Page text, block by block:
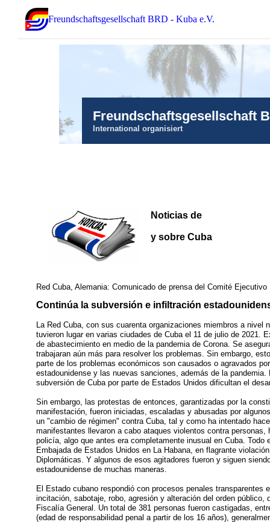
Freundschaftsgesellschaft BRD - Kuba e.V.
Freundschaftsgesellschaft
International organisiert
Noticias de
y sobre Cuba
Red Cuba, Alemania: Comunicado de prensa del Comité Ejecutivo
Continúa la subversión e infiltración
La Red Cuba, con sus cuarenta organizaciones miembros a
tuvieron lugar en varias ciudades de Cuba el 11 de julio de 2021.
de abastecimiento en medio de la pandemia de Corona. Se
trabajaran aún más para resolver los problemas. Sin embargo,
parte de los problemas económicos son causados o agravados
estadounidense y las nuevas sanciones, además de la
subversión de Cuba por parte de Estados Unidos dificultan el
Sin embargo, las protestas de entonces, garantizadas por la
manifestación, fueron iniciadas, escaladas y abusadas por
un "cambio de régimen" contra Cuba, tal y como ha intentado
manifestantes llevaron a cabo ataques violentos contra
policía, algo que antes era completamente inusual en Cuba. Todo
Embajada de Estados Unidos en La Habana, en flagrante
Diplomáticas. Y algunos de esos agitadores fueron y siguen
estadounidense de muchas maneras.
El Estado cubano respondió con procesos penales transparentes
incitación, sabotaje, robo, agresión y alteración del orden público,
Fiscalía General. Un total de 381 personas fueron castigadas,
(edad de responsabilidad penal a partir de los 16 años),